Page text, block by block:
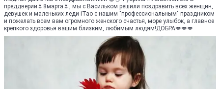
преддверии🌷8марта🌷, мы с Васильком решили поздравить всех женщин,
девушек и маленьких леди iTao с нашим "профессиональным" праздником
и пожелать всем вам огромного женского счастья, море улыбок, а главное
крепкого здоровья вашим близким, любимым людям!ДОБРА💋💋💋